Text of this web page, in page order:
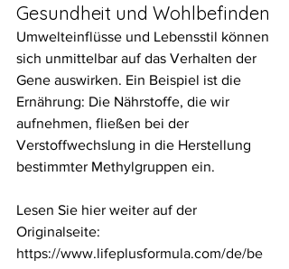
Gesundheit und Wohlbefinden
Umwelteinflüsse und Lebensstil können
sich unmittelbar auf das Verhalten der
Gene auswirken. Ein Beispiel ist die
Ernährung: Die Nährstoffe, die wir
aufnehmen, fließen bei der
Verstoffwechslung in die Herstellung
bestimmter Methylgruppen ein.
Lesen Sie hier weiter auf der
Originalseite:
https://www.lifeplusformula.com/de/be